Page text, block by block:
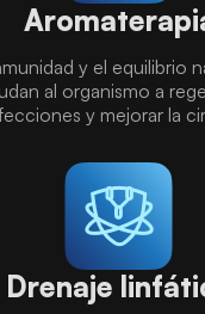
y el equilibrio
al organismo a
y mejorar la
Drenaje